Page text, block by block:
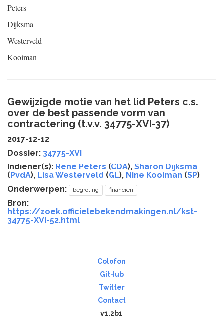
Peters
Dijksma
Westerveld
Kooiman
Gewijzigde motie van het lid Peters c.s.
over de best passende vorm van
contractering (t.v.v. 34775-XVI-37)
2017-12-12
Dossier: 34775-XVI
Indiener(s): René Peters (CDA), Sharon Dijksma
(PvdA), Lisa Westerveld (GL), Nine Kooiman (SP)
Onderwerpen:
begroting financiën
Bron:
https://zoek.officielebekendmakingen.nl/kst-
34775-XVI-52.html
Colofon
GitHub
Twitter
Contact
v1.2b1